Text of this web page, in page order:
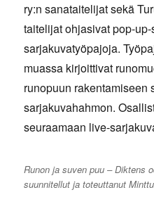
ry:n sanataitelijat sekä
taitelijat ohjasivat pop-
sarjakuvatyöpajoja.
muassa kirjoittivat
runopuun rakentamiseen
sarjakuvahahmon.
seuraamaan live-
Runon ja suven puu – Diktens
suunnitellut ja toteuttanut